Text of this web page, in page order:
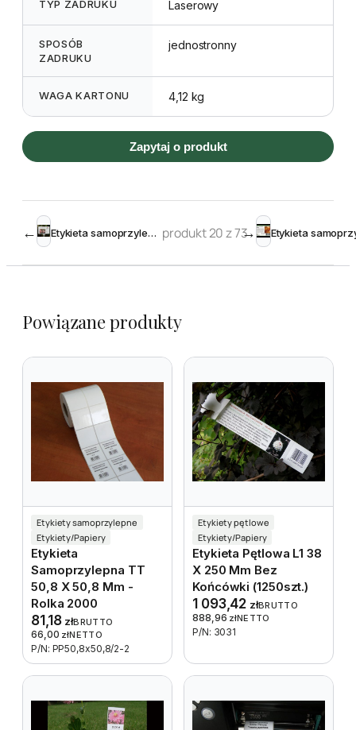
TYP ZADRUKU Laserowy
SPOSÓB
ZADRUKU
jednostronny
WAGA KARTONU 4,12 kg
Zapytaj o produkt
← Etykieta samoprzylepna 99,1 x 139 mm, A6 (100 szt.) produkt 20 z 73→
Powiązane produkty
Etykiety samoprzylepne
Etykiety/Papiery
Etykieta
Samoprzylepna TT
50,8 X 50,8 Mm -
Rolka 2000
81,18 złBRUTTO
66,00 złNETTO
P/N: PP50,8x50,8/2-2
Etykiety pętlowe
Etykiety/Papiery
Etykieta Pętlowa L1 38
X 250 Mm Bez
Końcówki (1250szt.)
1 093,42 złBRUTTO
888,96 złNETTO
P/N: 3031